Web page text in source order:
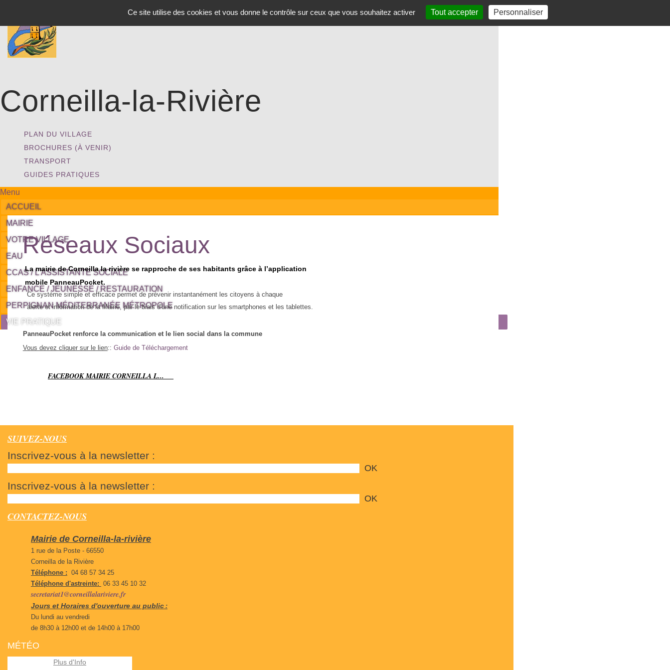
Corneilla-la-Rivière
PLAN DU VILLAGE
BROCHURES (À VENIR)
TRANSPORT
GUIDES PRATIQUES
Menu
ACCUEIL
MAIRIE
VOTRE VILLAGE
EAU
CCAS / L'ASSISTANTE SOCIALE
ENFANCE / JEUNESSE / RESTAURATION
PERPIGNAN MÉDITERRANÉE MÉTROPOLE
VIE PRATIQUE
Réseaux Sociaux
mairie de Corneilla la rivière se rapproche de ses habitants grâce à l’application
PanneauPocket.
système simple et efficace permet de prévenir instantanément les citoyens à chaque
et information de la Mairie, par le biais d'une notification sur les smartphones et les tablettes.
PanneauPocket renforce la communication et le lien social dans la commune
Vous devez cliquer sur le lien:: Guide de Téléchargement
FACEBOOK MAIRIE CORNEILLA L...
SUIVEZ-NOUS
Inscrivez-vous à la newsletter :
Inscrivez-vous à la newsletter :
CONTACTEZ-NOUS
Mairie de Corneilla-la-rivière
1 rue de la Poste - 66550
Corneilla de la Rivière
Téléphone : 04 68 57 34 25
Téléphone d'astreinte: 06 33 45 10 32
secretariat1@corneillalariviere.fr
Jours et Horaires d'ouverture au public :
Du lundi au vendredi
de 8h30 à 12h00 et de 14h00 à 17h00
MÉTÉO
Plus d'Info
Ce site utilise des cookies et vous donne le contrôle sur ceux que vous souhaitez activer
Tout accepter Personnaliser